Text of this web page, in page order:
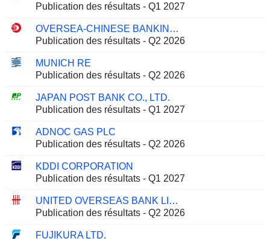
Publication des résultats - Q1 2027
OVERSEA-CHINESE BANKING CORPORATION LIMITED
Publication des résultats - Q2 2026
MUNICH RE
Publication des résultats - Q2 2026
JAPAN POST BANK CO., LTD.
Publication des résultats - Q1 2027
ADNOC GAS PLC
Publication des résultats - Q2 2026
KDDI CORPORATION
Publication des résultats - Q1 2027
UNITED OVERSEAS BANK LIMITED
Publication des résultats - Q2 2026
FUJIKURA LTD.